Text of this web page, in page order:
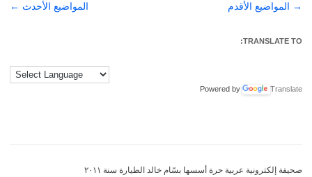
تصفّح
→ المواضيع الأقدم المواضيع الأحدث ←
TRANSLATE TO:
Powered by Translate
صحيفة إلكترونية عربية حرة أسسها بسّام خالد الطيارة سنة ٢٠١١